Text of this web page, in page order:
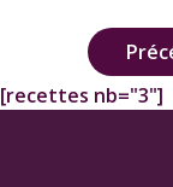
de
[recettes nb="3"]